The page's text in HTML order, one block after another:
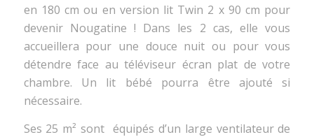
en 180 cm ou en version lit Twin 2 x 90 cm pour
devenir Nougatine ! Dans les 2 cas, elle vous
accueillera pour une douce nuit ou pour vous
détendre face au téléviseur écran plat de votre
chambre. Un lit bébé pourra être ajouté si
nécessaire.
Ses 25 m² sont équipés d’un large ventilateur de